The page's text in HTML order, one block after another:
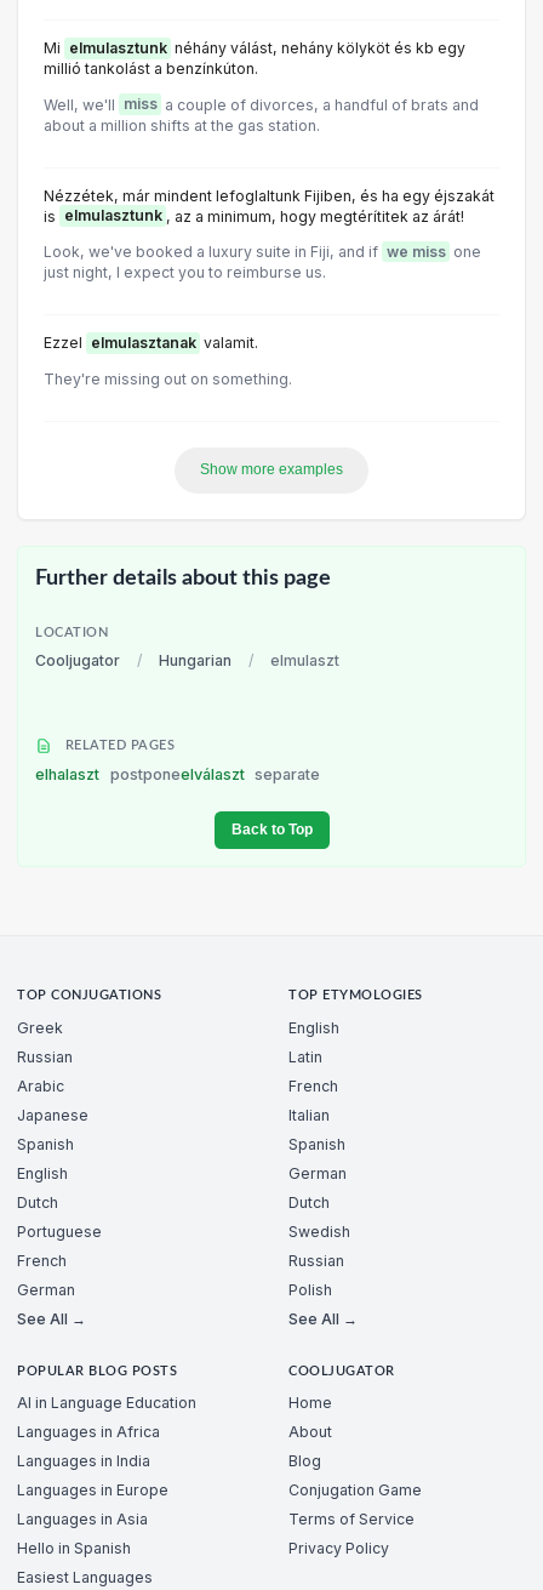
Mi elmulasztunk néhány válást, nehány kölyköt és kb egy
millió tankolást a benzínkúton.
Well, we'll miss a couple of divorces, a handful of brats and
about a million shifts at the gas station.
Nézzétek, már mindent lefoglaltunk Fijiben, és ha egy éjszakát
is elmulasztunk , az a minimum, hogy megtérítitek az árát!
Look, we've booked a luxury suite in Fiji, and if we miss one
just night, I expect you to reimburse us.
Ezzel elmulasztanak valamit.
They're missing out on something.
Show more examples
Further details about this page
LOCATION
Cooljugator / Hungarian / elmulaszt
RELATED PAGES
elhalaszt postponeelválaszt separate
Back to Top
TOP CONJUGATIONS
Greek
Russian
Arabic
Japanese
Spanish
English
Dutch
Portuguese
French
German
See All →
TOP ETYMOLOGIES
English
Latin
French
Italian
Spanish
German
Dutch
Swedish
Russian
Polish
See All →
POPULAR BLOG POSTS
AI in Language Education
Languages in Africa
Languages in India
Languages in Europe
Languages in Asia
Hello in Spanish
Easiest Languages
COOLJUGATOR
Home
About
Blog
Conjugation Game
Terms of Service
Privacy Policy